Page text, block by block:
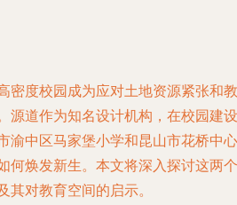
密度校园成为应对土地资源紧张和教
源道作为知名设计机构，在校园建设
渝中区马家堡小学和昆山市花桥中心
何焕发新生。本文将深入探讨这两个
对教育空间的启示。